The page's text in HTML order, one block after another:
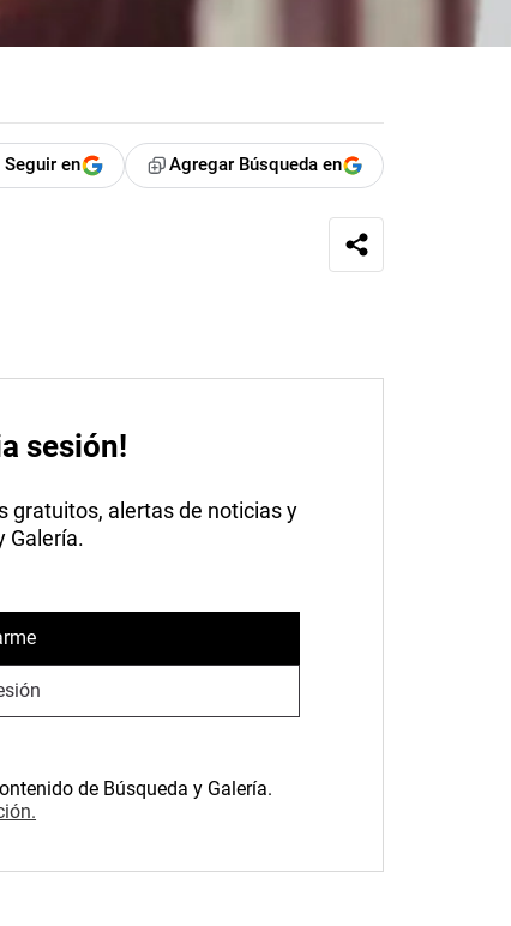
Seguir en Agregar Búsqueda en
sesión!
gratuitos, alertas de noticias y
Galería.
de Búsqueda y Galería.